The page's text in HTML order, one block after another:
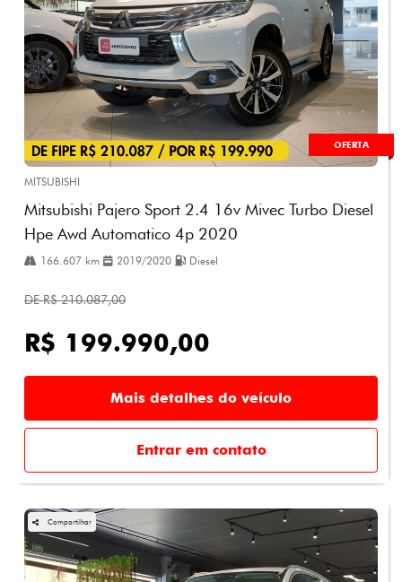
OFERTA
MITSUBISHI
Mitsubishi Pajero Sport 2.4 16v Mivec Turbo Diesel
Hpe Awd Automatico 4p 2020
166.607 km 2019/2020 Diesel
DE R$ 210.087,00
R$ 199.990,00
Mais detalhes do veículo
Entrar em contato
Compartilhar